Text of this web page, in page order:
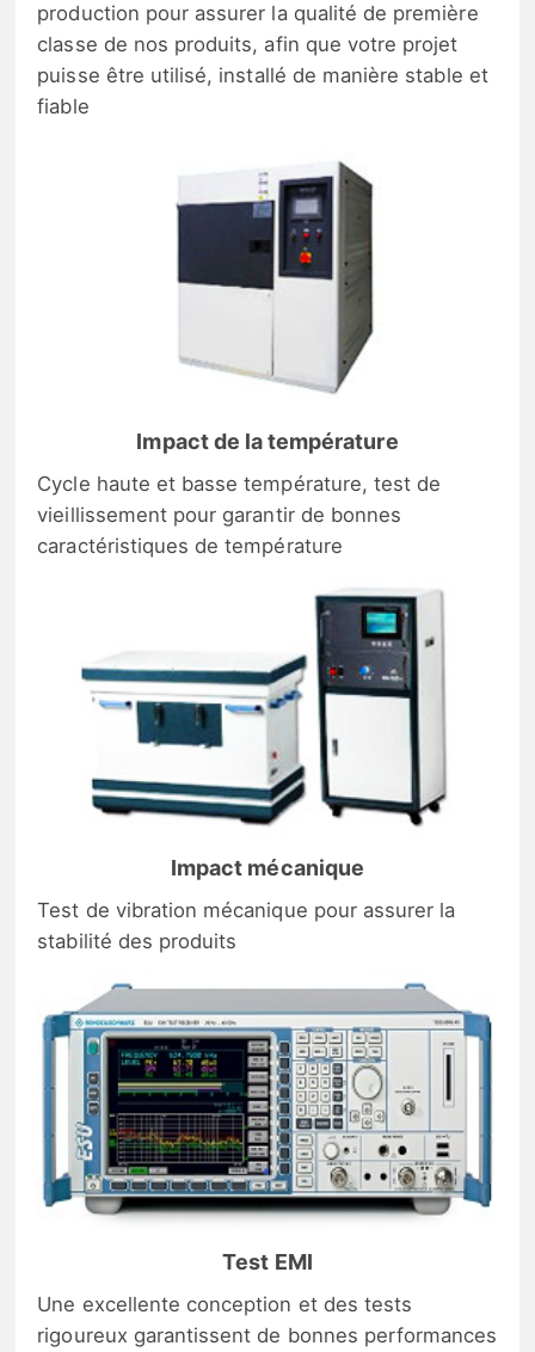
production pour assurer la qualité de première
classe de nos produits, afin que votre projet
puisse être utilisé, installé de manière stable et
fiable
Impact de la température
Cycle haute et basse température, test de
vieillissement pour garantir de bonnes
caractéristiques de température
Impact mécanique
Test de vibration mécanique pour assurer la
stabilité des produits
Test EMI
Une excellente conception et des tests
rigoureux garantissent de bonnes performances